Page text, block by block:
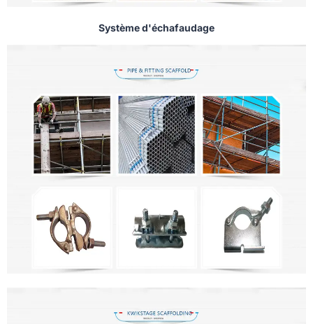
Système d'échafaudage